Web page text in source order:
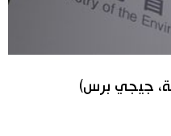
جيجي برس)